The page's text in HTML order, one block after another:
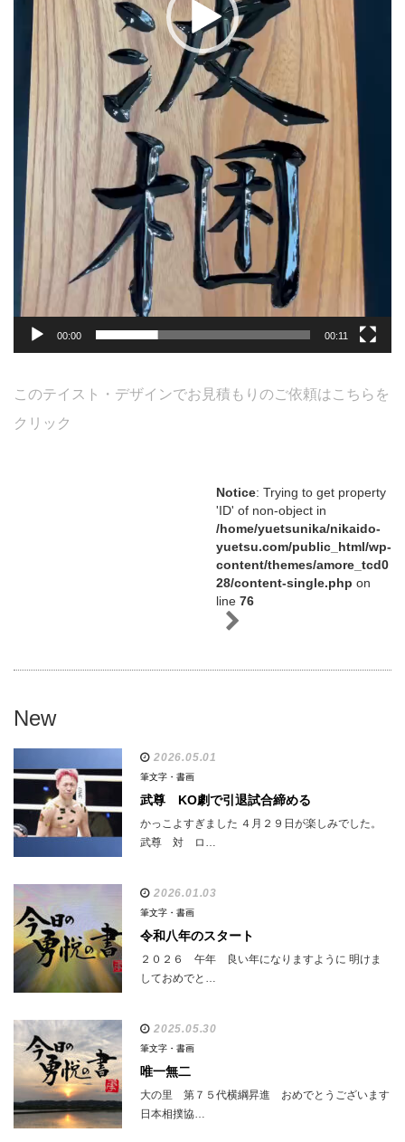
00:00 00:11
このテイスト・デザインでお見積もりのご依頼はこちらを
クリック
Notice: Trying to get property
'ID' of non-object in
/home/yuetsunika/nikaido-
yuetsu.com/public_html/wp-
content/themes/amore_tcd0
28/content-single.php on
line 76
New
2026.05.01
筆文字・書画
武尊 KO劇で引退試合締める
かっこよすぎました ４月２９日が楽しみでした。
武尊 対 ロ…
2026.01.03
筆文字・書画
令和八年のスタート
２０２６ 午年 良い年になりますように 明けま
しておめでと…
2025.05.30
筆文字・書画
唯一無二
大の里 第７５代横綱昇進 おめでとうございます
日本相撲協…